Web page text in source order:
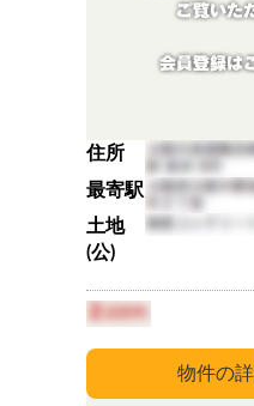
住所
最寄駅
土地
(公)